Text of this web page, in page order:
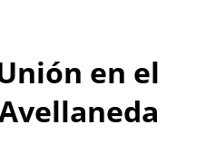
en el